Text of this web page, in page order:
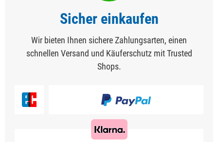
Sicher einkaufen
Wir bieten Ihnen sichere Zahlungsarten, einen
schnellen Versand und Käuferschutz mit Trusted
Shops.